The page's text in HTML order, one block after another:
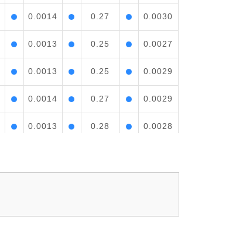
0.0014 0.27 0.0030
0.0013 0.25 0.0027
0.0013 0.25 0.0029
0.0014 0.27 0.0029
0.0013 0.28 0.0028